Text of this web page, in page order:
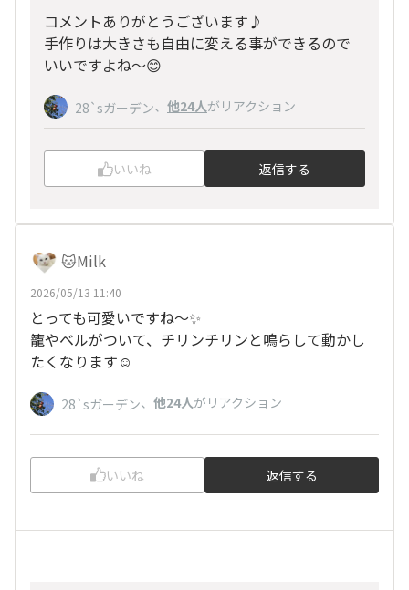
コメントありがとうございます♪
手作りは大きさも自由に変える事ができるので
いいですよね〜😊
28`sガーデン、 他24人がリアクション
いいね 返信する
🐱Milk
2026/05/13 11:40
とっても可愛いですね〜✨
籠やベルがついて、チリンチリンと鳴らして動かし
たくなります☺️
28`sガーデン、 他24人がリアクション
いいね 返信する